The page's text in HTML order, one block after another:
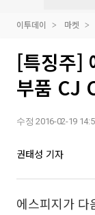
이투데이 마켓
[특징주]
부품 CJ
수정 2016-02-19
권태성 기자
에스피지가 다